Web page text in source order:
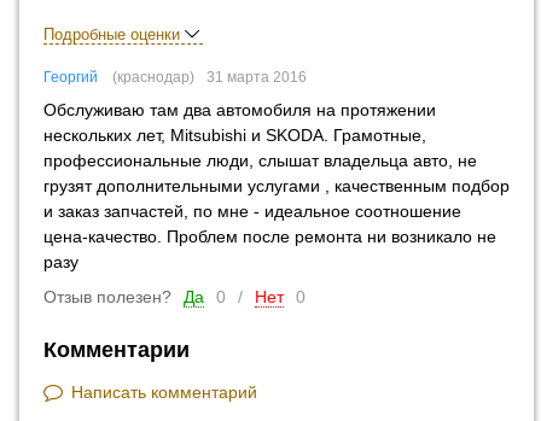
Подробные оценки
Георгий краснодар 31 марта 2016
Обслуживаю там два автомобиля на протяжении
нескольких лет, Mitsubishi и SKODA. Грамотные,
профессиональные люди, слышат владельца авто, не
грузят дополнительными услугами , качественным подбор
и заказ запчастей, по мне - идеальное соотношение
цена-качество. Проблем после ремонта ни возникало не
разу
Отзыв полезен?
Да 0 / Нет 0
Комментарии
Написать комментарий